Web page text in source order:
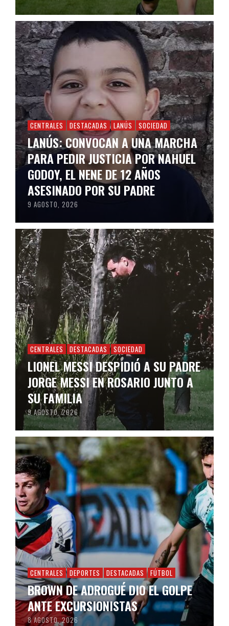
CENTRALES DESTACADAS LANÚS SOCIEDAD
LANÚS: CONVOCAN A UNA MARCHA
PARA PEDIR JUSTICIA POR NAHUEL
GODOY, EL NENE DE 12 AÑOS
ASESINADO POR SU PADRE
9 AGOSTO, 2026
CENTRALES DESTACADAS SOCIEDAD
LIONEL MESSI DESPIDIÓ A SU PADRE
JORGE MESSI EN ROSARIO JUNTO A
SU FAMILIA
9 AGOSTO, 2026
CENTRALES DEPORTES DESTACADAS FÚTBOL
BROWN DE ADROGUÉ DIO EL GOLPE
ANTE EXCURSIONISTAS
8 AGOSTO, 2026